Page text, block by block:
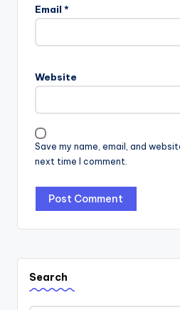
Email *
Website
Save my name, email, and
next time I comment.
Search